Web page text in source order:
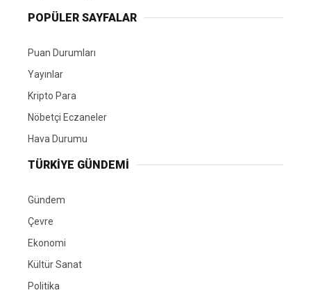
POPÜLER SAYFALAR
Puan Durumları
Yayınlar
Kripto Para
Nöbetçi Eczaneler
Hava Durumu
TÜRKIYE GÜNDEMI
Gündem
Çevre
Ekonomi
Kültür Sanat
Politika